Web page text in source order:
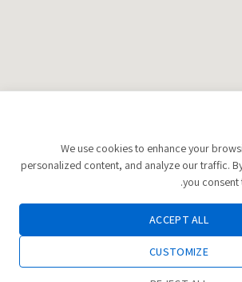
We use cookies to enhance your
personalized content, and analyze our traffic.
you consent
ACCEPT ALL
CUSTOMIZE